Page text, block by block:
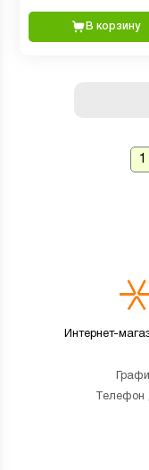
В корзину
1
Интернет-
Телефон